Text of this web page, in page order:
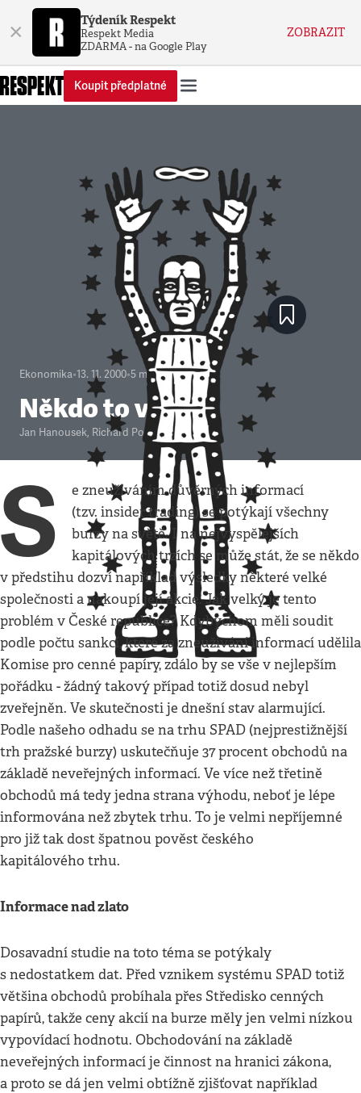
× Týdeník Respekt
Respekt Media
ZDARMA - na Google Play
ZOBRAZIT
Koupit předplatné
Ekonomika•13. 11. 2000•5 minut
Někdo to ví dřív
Jan Hanousek, Richard Podpiera
S
e zneužíváním důvěrných informací
(tzv. insider trading) se potýkají všechny
burzy na světě. I na nejvyspělejších
kapitálových trzích se může stát, že se někdo
v předstihu dozví například výsledky některé velké
společnosti a nakoupí její akcie. Jak velký je tento
problém v České republice? Kdybychom měli soudit
podle počtu sankcí, které za zneužívání informací udělila
Komise pro cenné papíry, zdálo by se vše v nejlepším
pořádku - žádný takový případ totiž dosud nebyl
zveřejněn. Ve skutečnosti je dnešní stav alarmující.
Podle našeho odhadu se na trhu SPAD (nejprestižnější
trh pražské burzy) uskutečňuje 37 procent obchodů na
základě neveřejných informací. Ve více než třetině
obchodů má tedy jedna strana výhodu, neboť je lépe
informována než zbytek trhu. To je velmi nepříjemné
pro již tak dost špatnou pověst českého
kapitálového trhu.
Informace nad zlato
Dosavadní studie na toto téma se potýkaly
s nedostatkem dat. Před vznikem systému SPAD totiž
většina obchodů probíhala přes Středisko cenných
papírů, takže ceny akcií na burze měly jen velmi nízkou
vypovídací hodnotu. Obchodování na základě
neveřejných informací je činnost na hranici zákona,
a proto se dá jen velmi obtížně zjišťovat například